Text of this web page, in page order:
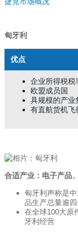
匈牙利
优点
企业所得税税
欧盟成员国
具规模的产业
有直航货机飞
合适产业：电子产品
匈牙利声称是
品生产总量逾
在全球100大原
牙利经营